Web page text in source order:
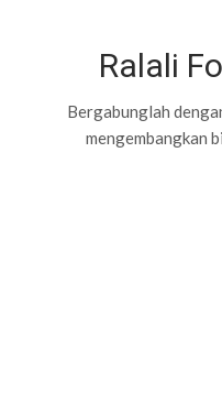
Ralali
Bergabunglah
mengembangkan